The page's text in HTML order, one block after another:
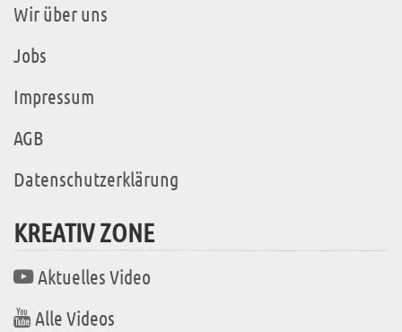
Wir über uns
Jobs
Impressum
AGB
Datenschutzerklärung
KREATIV ZONE
Aktuelles Video
Alle Videos